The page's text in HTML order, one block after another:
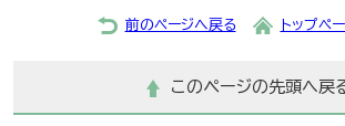
前のページへ戻る トップペ
このページの先頭へ戻